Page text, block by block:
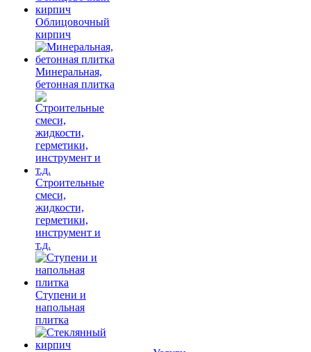
Облицовочный
кирпич
Минеральная,
бетонная плитка
Строительные
смеси,
жидкости,
герметики,
инструмент и
т.д.
Ступени и
напольная
плитка